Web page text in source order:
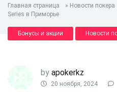
Главная страница » Новости покера
Series в Приморье
Бонусы и акции Новости
by apokerkz
20 ноября, 2024